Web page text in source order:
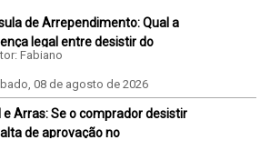
de Arrependimento: Qual a
legal entre desistir do
antes e depois da assinatura
de compra e venda do
Fabiano
08 de agosto de 2026
e Arras: Se o comprador desistir
de aprovação no